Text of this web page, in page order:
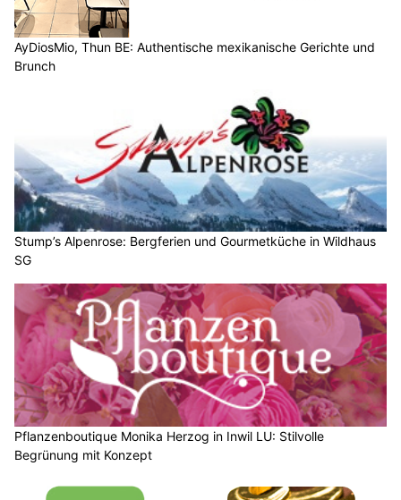
AyDiosMio, Thun BE: Authentische mexikanische Gerichte und
Brunch
Stump’s Alpenrose: Bergferien und Gourmetküche in Wildhaus
SG
Pflanzenboutique Monika Herzog in Inwil LU: Stilvolle
Begrünung mit Konzept